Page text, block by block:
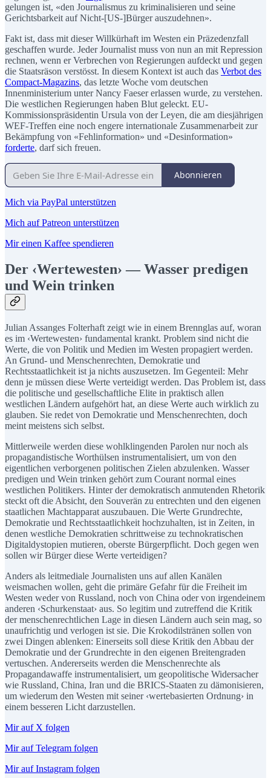
gelungen ist, «den Journalismus zu kriminalisieren und seine
Gerichtsbarkeit auf Nicht-[US-]Bürger auszudehnen».
Fakt ist, dass mit dieser Willkürhaft im Westen ein Präzedenzfall
geschaffen wurde. Jeder Journalist muss von nun an mit Repression
rechnen, wenn er Verbrechen von Regierungen aufdeckt und gegen
die Staatsräson verstösst. In diesem Kontext ist auch das Verbot des
Compact-Magazins, das letzte Woche vom deutschen
Innenministerium unter Nancy Faeser erlassen wurde, zu verstehen.
Die westlichen Regierungen haben Blut geleckt. EU-
Kommissionspräsidentin Ursula von der Leyen, die am diesjährigen
WEF-Treffen eine noch engere internationale Zusammenarbeit zur
Bekämpfung von «Fehlinformation» und «Desinformation»
forderte, darf sich freuen.
Abonnieren
Mich via PayPal unterstützen
Mich auf Patreon unterstützen
Mir einen Kaffee spendieren
Der ‹Wertewesten› — Wasser predigen
und Wein trinken
Julian Assanges Folterhaft zeigt wie in einem Brennglas auf, woran
es im ‹Wertewesten› fundamental krankt. Problem sind nicht die
Werte, die von Politik und Medien im Westen propagiert werden.
An Grund- und Menschenrechten, Demokratie und
Rechtsstaatlichkeit ist ja nichts auszusetzen. Im Gegenteil: Mehr
denn je müssen diese Werte verteidigt werden. Das Problem ist, dass
die politische und gesellschaftliche Elite in praktisch allen
westlichen Ländern aufgehört hat, an diese Werte auch wirklich zu
glauben. Sie redet von Demokratie und Menschenrechten, doch
meint meistens sich selbst.
Mittlerweile werden diese wohlklingenden Parolen nur noch als
propagandistische Worthülsen instrumentalisiert, um von den
eigentlichen verborgenen politischen Zielen abzulenken. Wasser
predigen und Wein trinken gehört zum Courant normal eines
westlichen Politikers. Hinter der demokratisch anmutenden Rhetorik
steckt oft die Absicht, den Souverän zu entrechten und den eigenen
staatlichen Machtapparat auszubauen. Die Werte Grundrechte,
Demokratie und Rechtsstaatlichkeit hochzuhalten, ist in Zeiten, in
denen westliche Demokratien schrittweise zu technokratischen
Digitaldystopien mutieren, oberste Bürgerpflicht. Doch gegen wen
sollen wir Bürger diese Werte verteidigen?
Anders als leitmediale Journalisten uns auf allen Kanälen
weismachen wollen, geht die primäre Gefahr für die Freiheit im
Westen weder von Russland, noch von China oder von irgendeinem
anderen ‹Schurkenstaat› aus. So legitim und zutreffend die Kritik
der menschenrechtlichen Lage in diesen Ländern auch sein mag, so
unaufrichtig und verlogen ist sie. Die Krokodilstränen sollen von
zwei Dingen ablenken: Einerseits soll diese Kritik den Abbau der
Demokratie und der Grundrechte in den eigenen Breitengraden
vertuschen. Andererseits werden die Menschenrechte als
Propagandawaffe instrumentalisiert, um geopolitische Widersacher
wie Russland, China, Iran und die BRICS-Staaten zu dämonisieren,
um wiederum den Westen mit seiner ‹wertebasierten Ordnung› in
einem besseren Licht darzustellen.
Mir auf X folgen
Mir auf Telegram folgen
Mir auf Instagram folgen